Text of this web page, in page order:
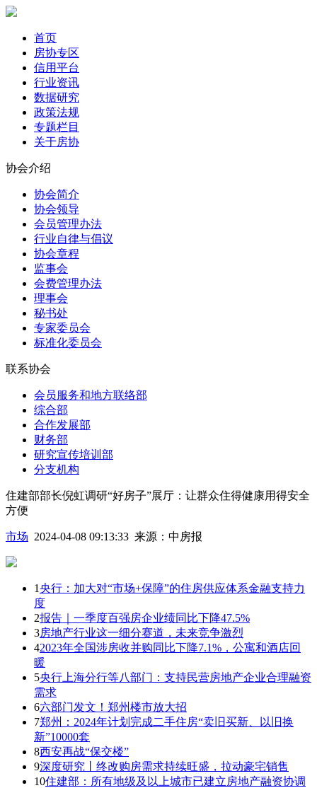
首页
房协专区
信用平台
行业资讯
数据研究
政策法规
专题栏目
关于房协
协会介绍
协会简介
协会领导
会员管理办法
行业自律与倡议
协会章程
监事会
会费管理办法
理事会
秘书处
专家委员会
标准化委员会
联系协会
会员服务和地方联络部
综合部
合作发展部
财务部
研究宣传培训部
分支机构
住建部部长倪虹调研“好房子”展厅：让群众住得健康用得安全
方便
市场 2024-04-08 09:13:33 来源： 中房报
1央行：加大对“市场+保障”的住房供应体系金融支持力
度
2报告｜一季度百强房企业绩同比下降47.5%
3房地产行业这一细分赛道，未来竞争激烈
42023年全国涉房收并购同比下降7.1%，公寓和酒店回
暖
5央行上海分行等八部门：支持民营房地产企业合理融资
需求
6六部门发文！郑州楼市放大招
7郑州：2024年计划完成二手住房“卖旧买新、以旧换
新”10000套
8西安再战“保交楼”
9深度研究丨终改购房需求持续旺盛，拉动豪宅销售
10住建部：所有地级及以上城市已建立房地产融资协调